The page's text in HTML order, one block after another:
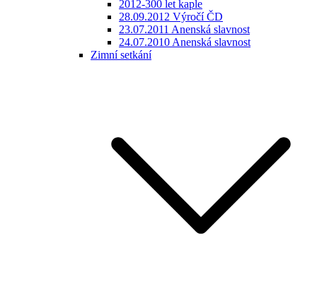
2012-300 let kaple
28.09.2012 Výročí ČD
23.07.2011 Anenská slavnost
24.07.2010 Anenská slavnost
Zimní setkání